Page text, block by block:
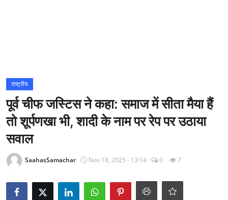
राज्य
अंतराष्ट्रीय
राजनीति
खेल
Epaper
राष्ट्रीय
पूर्व चीफ जस्टिस ने कहा: समाज में सीता मैया हैं
तो शूर्पणखा भी, शादी के नाम पर रेप पर उठाया
सवाल
SaahasSamachar Nov 18, 2025 - 13:14 0 7